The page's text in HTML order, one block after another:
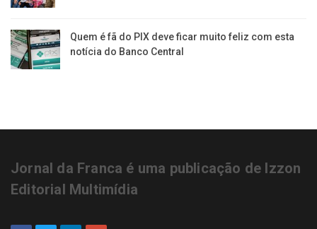
Quem é fã do PIX deve ficar muito feliz com esta
notícia do Banco Central
Jornal da Franca é uma publicação de Izzon
Editorial Multimídia